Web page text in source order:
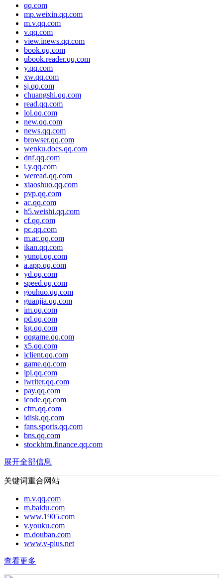
qq.com
mp.weixin.qq.com
m.v.qq.com
v.qq.com
view.inews.qq.com
book.qq.com
ubook.reader.qq.com
y.qq.com
xw.qq.com
sj.qq.com
chuangshi.qq.com
read.qq.com
lol.qq.com
new.qq.com
news.qq.com
browser.qq.com
wenku.docs.qq.com
dnf.qq.com
i.y.qq.com
weread.qq.com
xiaoshuo.qq.com
pvp.qq.com
ac.qq.com
h5.weishi.qq.com
cf.qq.com
pc.qq.com
m.ac.qq.com
ikan.qq.com
yunqi.qq.com
a.app.qq.com
yd.qq.com
speed.qq.com
gouhuo.qq.com
guanjia.qq.com
im.qq.com
pd.qq.com
kg.qq.com
qqgame.qq.com
x5.qq.com
iclient.qq.com
game.qq.com
lpl.qq.com
iwriter.qq.com
pay.qq.com
icode.qq.com
cfm.qq.com
idisk.qq.com
fans.sports.qq.com
bns.qq.com
stockhtm.finance.qq.com
展开全部信息
关键词重合网站
m.v.qq.com
m.baidu.com
www.1905.com
v.youku.com
m.douban.com
www.v-plus.net
查看更多